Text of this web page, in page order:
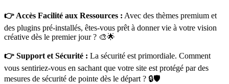
👉 Accès Facilité aux Ressources : Avec des thèmes premium et
des plugins pré-installés, êtes-vous prêt à donner vie à votre vision
créative dès le premier jour ? 🎨🌟
👉 Support et Sécurité : La sécurité est primordiale. Comment
vous sentiriez-vous en sachant que votre site est protégé par des
mesures de sécurité de pointe dès le départ ? 🔒🛡️